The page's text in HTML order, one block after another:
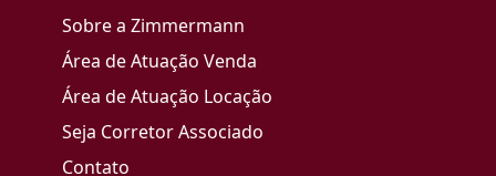
Sobre a Zimmermann
Área de Atuação Venda
Área de Atuação Locação
Seja Corretor Associado
Contato